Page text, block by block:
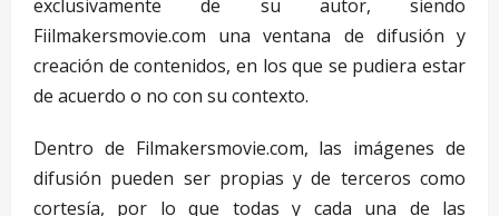
exclusivamente de su autor, siendo
Fiilmakersmovie.com una ventana de difusión y
creación de contenidos, en los que se pudiera estar
de acuerdo o no con su contexto.
Dentro de Filmakersmovie.com, las imágenes de
difusión pueden ser propias y de terceros como
cortesía, por lo que todas y cada una de las